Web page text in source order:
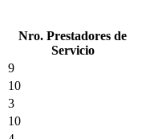
Nro. Prestadores de
Servicio
9
10
3
10